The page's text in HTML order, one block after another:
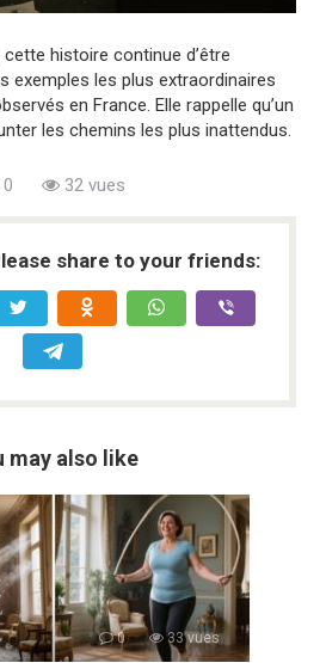
histoire continue d’être
exemples les plus extraordinaires
en France. Elle rappelle qu’un
les chemins les plus inattendus.
32 vues
share to your friends:
may also like
0 33 vues